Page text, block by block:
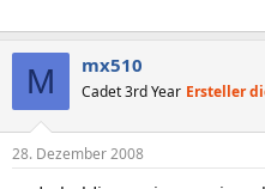
M mx510
Cadet 3rd Year Ersteller
28. Dezember 2008